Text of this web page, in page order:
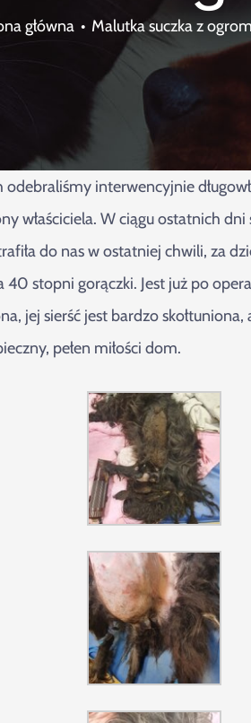
główna Malutka suczka z
interwencyjnie
właściciela. W ciągu ostatnich
do nas w ostatniej chwili, za
stopni gorączki. Jest już po
jej sierść jest bardzo
pełen miłości dom.